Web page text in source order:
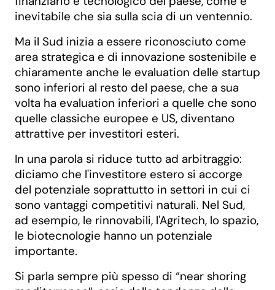
inevitabile che sia sulla scia di un ventennio.
Ma il Sud inizia a essere riconosciuto come
area strategica e di innovazione sostenibile e
chiaramente anche le evaluation delle startup
sono inferiori al resto del paese, che a sua
volta ha evaluation inferiori a quelle che sono
quelle classiche europee e US, diventano
attrattive per investitori esteri.
In una parola si riduce tutto ad arbitraggio:
diciamo che l'investitore estero si accorge
del potenziale soprattutto in settori in cui ci
sono vantaggi competitivi naturali. Nel Sud,
ad esempio, le rinnovabili, l'Agritech, lo spazio,
le biotecnologie hanno un potenziale
importante.
Si parla sempre più spesso di “near shoring